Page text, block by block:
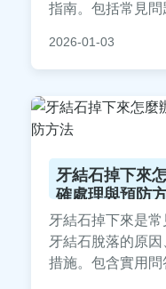
指南。包括常見
粉絲都能找到實用
2026-01-03
牙結石掉下來
確處理與預防
牙結石掉下來是
牙結石脫落的原
措施。包含實用